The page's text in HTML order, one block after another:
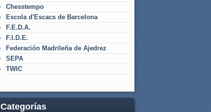
Chesstempo
Escola d'Escacs de Barcelona
F.E.D.A.
F.I.D.E.
Federación Madrileña de Ajedrez
SEPA
TWIC
Categorías